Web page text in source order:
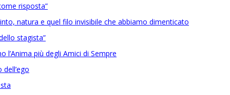
risposta”
natura e quel filo invisibile che abbiamo dimenticato
stagista”
l’Anima più degli Amici di Sempre